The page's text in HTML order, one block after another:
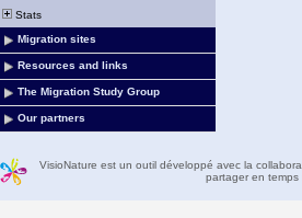
Stats
Migration sites
Resources and links
The Migration Study Group
Our partners
VisioNature est un outil développé avec la
partager en